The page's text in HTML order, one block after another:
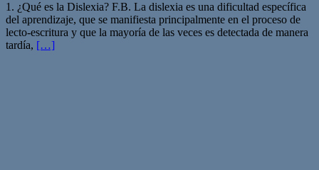
1. ¿Qué es la Dislexia? F.B. La dislexia es una dificultad específica
del aprendizaje, que se manifiesta principalmente en el proceso de
lecto-escritura y que la mayoría de las veces es detectada de manera
tardía, […]